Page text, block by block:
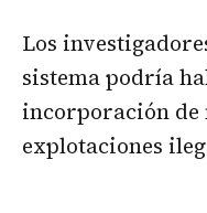
Los
sistema podría
incorporación de
explotaciones